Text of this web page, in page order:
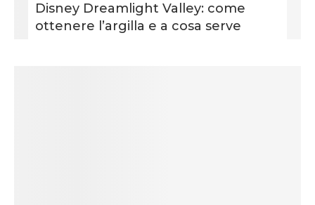
Disney Dreamlight Valley: come
ottenere l’argilla e a cosa serve